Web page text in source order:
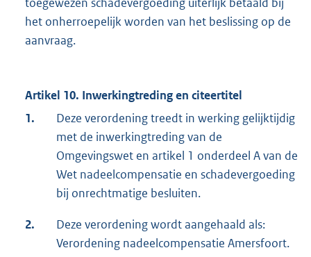
het onherroepelijk worden van het beslissing op de
aanvraag.
Artikel 10. Inwerkingtreding en citeertitel
1.
Deze verordening treedt in werking gelijktijdig
met de inwerkingtreding van de
Omgevingswet en artikel 1 onderdeel A van de
Wet nadeelcompensatie en schadevergoeding
bij onrechtmatige besluiten.
2.
Deze verordening wordt aangehaald als:
Verordening nadeelcompensatie Amersfoort.